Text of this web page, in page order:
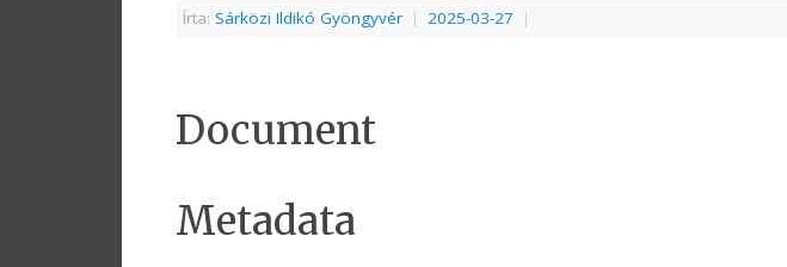
Írta: Sárközi Ildikó Gyöngyvér | 2025-03-27 |
Document
Metadata